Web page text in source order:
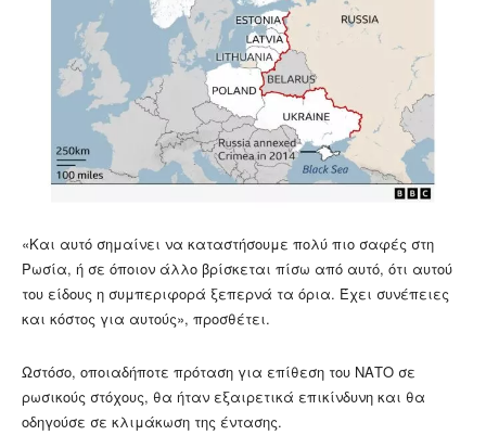
«Και αυτό σημαίνει να καταστήσουμε πολύ πιο σαφές στη
Ρωσία, ή σε όποιον άλλο βρίσκεται πίσω από αυτό, ότι αυτού
του είδους η συμπεριφορά ξεπερνά τα όρια. Έχει συνέπειες
και κόστος για αυτούς», προσθέτει.
Ωστόσο, οποιαδήποτε πρόταση για επίθεση του ΝΑΤΟ σε
ρωσικούς στόχους, θα ήταν εξαιρετικά επικίνδυνη και θα
οδηγούσε σε κλιμάκωση της έντασης.